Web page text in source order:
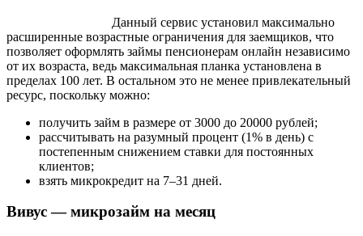
Данный сервис установил максимально
расширенные возрастные ограничения для заемщиков, что
позволяет оформлять займы пенсионерам онлайн независимо
от их возраста, ведь максимальная планка установлена в
пределах 100 лет. В остальном это не менее привлекательный
ресурс, поскольку можно:
получить займ в размере от 3000 до 20000 рублей;
рассчитывать на разумный процент (1% в день) с
постепенным снижением ставки для постоянных
клиентов;
взять микрокредит на 7–31 дней.
Вивус — микрозайм на месяц